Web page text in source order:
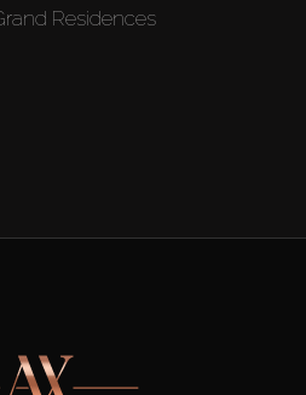
Residences